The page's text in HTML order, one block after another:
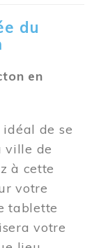
du
en
de se
ville de
à cette
votre
tablette
votre